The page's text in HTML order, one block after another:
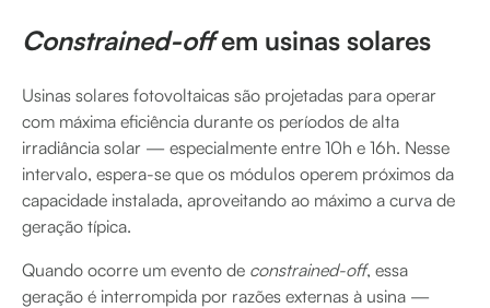
Constrained-offem usinas solares
Usinas solares fotovoltaicas são projetadas para operar
com máxima eficiência durante os períodos de alta
irradiância solar — especialmente entre 10h e 16h. Nesse
intervalo, espera-se que os módulos operem próximos da
capacidade instalada, aproveitando ao máximo a curva de
geração típica.
Quando ocorre um evento de constrained-off, essa
geração é interrompida por razões externas à usina —